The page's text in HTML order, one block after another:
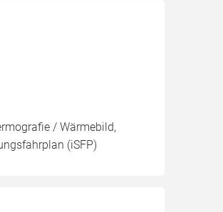
/ Wärmebild,
(iSFP)